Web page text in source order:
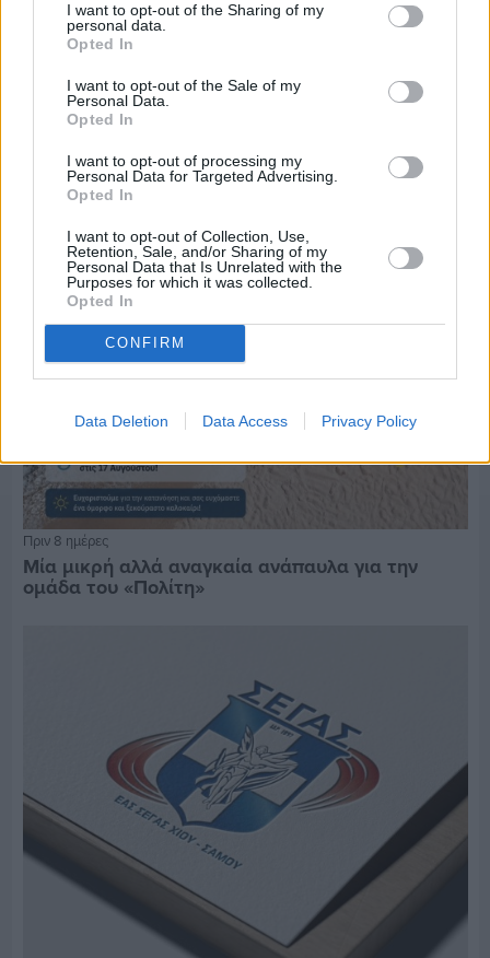
I want to opt-out of the Sharing of my
personal data.
Opted In
I want to opt-out of the Sale of my
Personal Data.
Opted In
I want to opt-out of processing my
Personal Data for Targeted Advertising.
Opted In
I want to opt-out of Collection, Use,
Retention, Sale, and/or Sharing of my
Personal Data that Is Unrelated with the
Purposes for which it was collected.
Opted In
CONFIRM
Data Deletion Data Access Privacy Policy
Ο καιρός στη Χίο, σήμερα 3 Αυγούστου 2026
Διαφήμιση
Πριν 8 ημέρες
Μία μικρή αλλά αναγκαία ανάπαυλα για την
ομάδα του «Πολίτη»